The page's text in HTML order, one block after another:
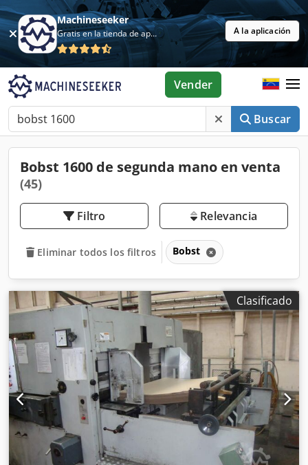
Machineseeker
Gratis en la tienda de aplicaciones A la aplicación
Buscar
Vender
Bobst 1600 de segunda mano en venta
(45)
Filtro Relevancia
Eliminar todos los filtros Bobst
Clasificado